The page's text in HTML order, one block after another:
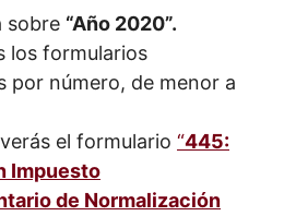
sobre “Año 2020”.
los formularios
por número, de menor a
el formulario “445:
Impuesto
de Normalización